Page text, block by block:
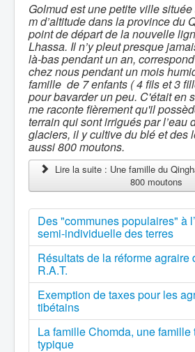
Golmud est une petite ville
m d’altitude dans la province du
point de départ de la nouvelle
Lhassa. Il n’y pleut presque
là-bas pendant un an,
chez nous pendant un mois
famille de 7 enfants ( 4 fils et 3
pour bavarder un peu. C'était en
me raconte fièrement qu'il
terrain qui sont irrigués par l’eau
glaciers, il y cultive du blé et des
aussi 800 moutons.
Lire la suite : Une famille du
800 moutons
Des "communes populaires" à
semi-individuelle des terres
Résultats de la réforme agraire
R.A.T.
Exemption de taxes pour les
tibétains
La famille Chomda, une famille
typique